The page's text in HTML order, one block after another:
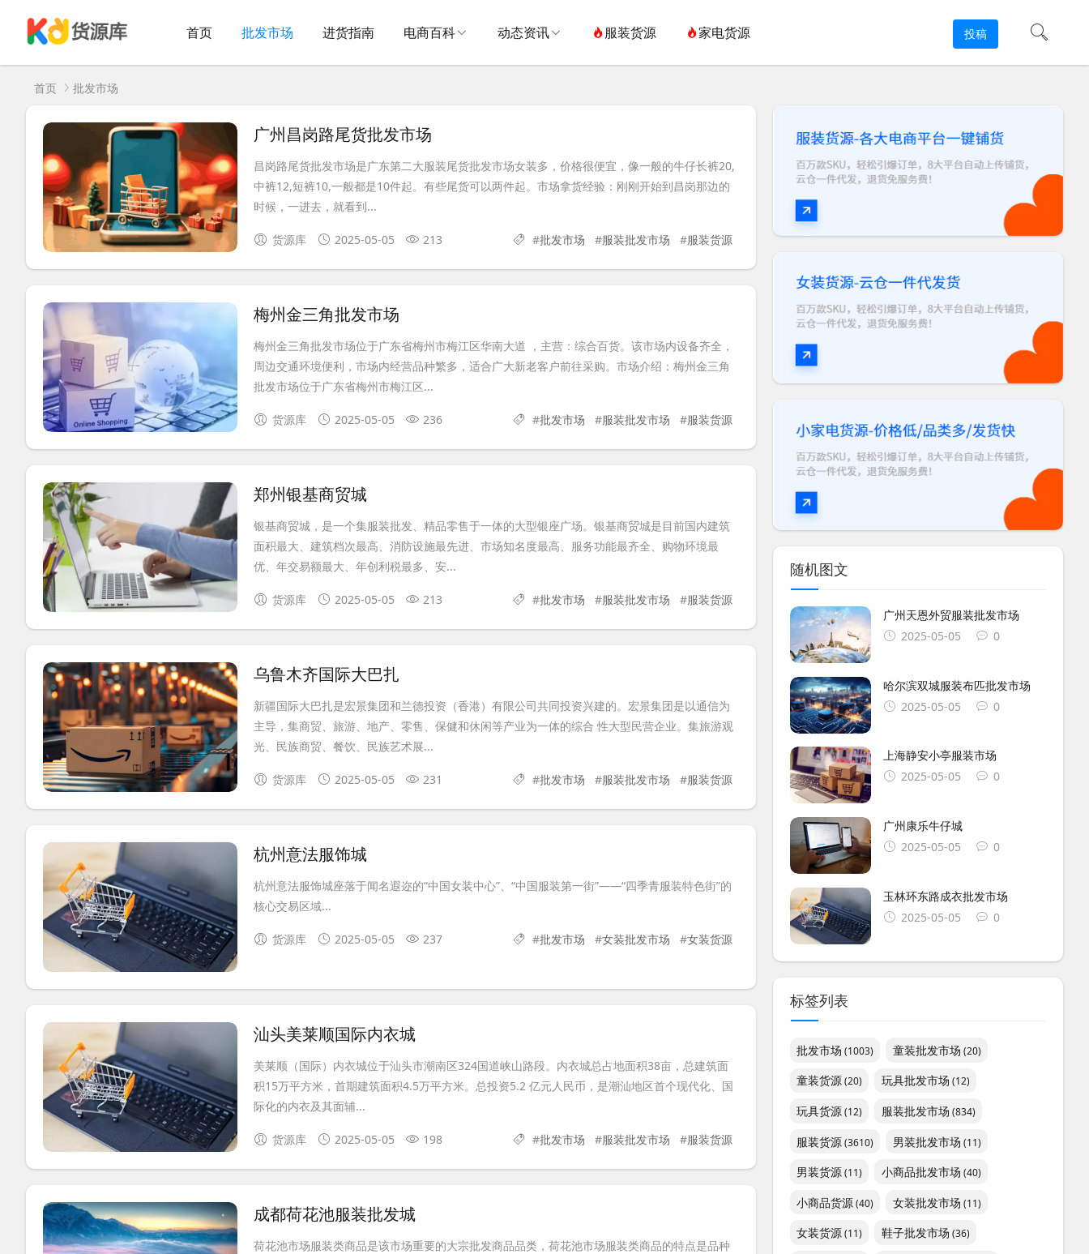
首页 批发市场 进货指南 电商百科 动态资讯 服装货源 家电货源 投稿
首页 批发市场
广州昌岗路尾货批发市场
昌岗路尾货批发市场是广东第二大服装尾货批发市场女装多，价格很便宜，像一般的牛仔长裤20,
中裤12,短裤10,一般都是10件起。有些尾货可以两件起。市场拿货经验：刚刚开始到昌岗那边的
时候，一进去，就看到...
货源库 2025-05-05 213 #批发市场 #服装批发市场 #服装货源
梅州金三角批发市场
梅州金三角批发市场位于广东省梅州市梅江区华南大道 ，主营：综合百货。该市场内设备齐全，
周边交通环境便利，市场内经营品种繁多，适合广大新老客户前往采购。市场介绍：梅州金三角
批发市场位于广东省梅州市梅江区...
货源库 2025-05-05 236 #批发市场 #服装批发市场 #服装货源
郑州银基商贸城
银基商贸城，是一个集服装批发、精品零售于一体的大型银座广场。银基商贸城是目前国内建筑
面积最大、建筑档次最高、消防设施最先进、市场知名度最高、服务功能最齐全、购物环境最
优、年交易额最大、年创利税最多、安...
货源库 2025-05-05 213 #批发市场 #服装批发市场 #服装货源
乌鲁木齐国际大巴扎
新疆国际大巴扎是宏景集团和兰德投资（香港）有限公司共同投资兴建的。宏景集团是以通信为
主导，集商贸、旅游、地产、零售、保健和休闲等产业为一体的综合 性大型民营企业。集旅游观
光、民族商贸、餐饮、民族艺术展...
货源库 2025-05-05 231 #批发市场 #服装批发市场 #服装货源
杭州意法服饰城
杭州意法服饰城座落于闻名遐迩的“中国女装中心”、“中国服装第一街”——“四季青服装特色街”的
核心交易区域...
货源库 2025-05-05 237 #批发市场 #女装批发市场 #女装货源
汕头美莱顺国际内衣城
美莱顺（国际）内衣城位于汕头市潮南区324国道峡山路段。内衣城总占地面积38亩，总建筑面
积15万平方米，首期建筑面积4.5万平方米。总投资5.2 亿元人民币，是潮汕地区首个现代化、国
际化的内衣及其面辅...
货源库 2025-05-05 198 #批发市场 #服装批发市场 #服装货源
成都荷花池服装批发城
荷花池市场服装类商品是该市场重要的大宗批发商品品类，荷花池市场服装类商品的特点是品种
随机图文
广州天恩外贸服装批发市场
2025-05-05
0
哈尔滨双城服装布匹批发市场
2025-05-05
0
上海静安小亭服装市场
2025-05-05
0
广州康乐牛仔城
2025-05-05
0
玉林环东路成衣批发市场
2025-05-05
0
标签列表
批发市场 (1003) 童装批发市场 (20)
童装货源(20) 玩具批发市场 (12)
玩具货源(12) 服装批发市场 (834)
服装货源(3610) 男装批发市场 (11)
男装货源(11) 小商品批发市场 (40)
小商品货源(40) 女装批发市场 (11)
女装货源(11) 鞋子批发市场 (36)